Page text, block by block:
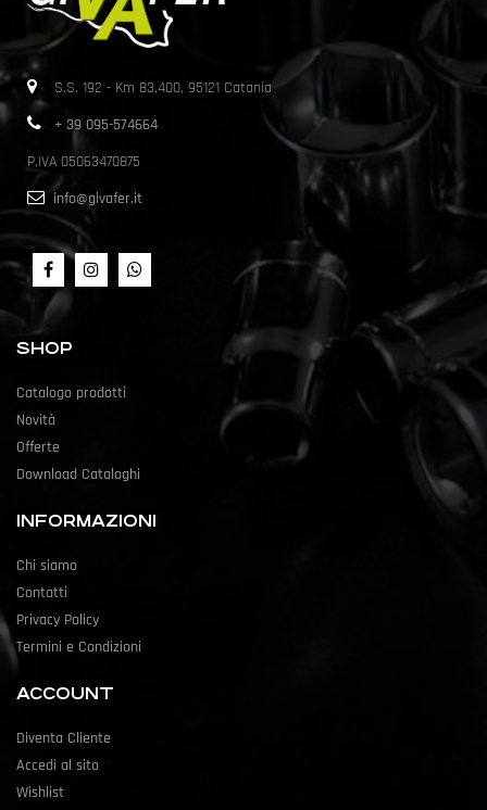
S.S. 192 - Km 83,400, 95121 Catania
+ 39 095-574664
P.IVA 05063470875
info@givafer.it
SHOP
Catalogo prodotti
Novità
Offerte
Download Cataloghi
INFORMAZIONI
Chi siamo
Contatti
Privacy Policy
Termini e Condizioni
ACCOUNT
Diventa Cliente
Accedi al sito
Wishlist